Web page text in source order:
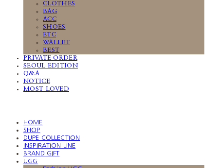
CLOTHES
BAG
ACC
SHOES
ETC
WALLET
BEST
PRIVATE ORDER
SEOUL EDITION
Q&A
NOTICE
MOST LOVED
HOME
SHOP
DUPE COLLECTION
INSPIRATION LINE
BRAND GIFT
UGG